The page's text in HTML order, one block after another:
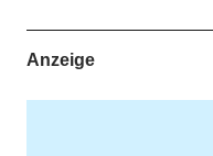
Anzeige